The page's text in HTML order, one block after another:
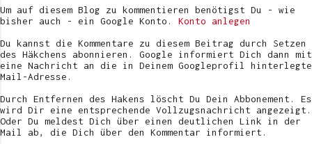
f
e
t
l
i
c
e
n
Um auf diesem Blog zu kommentieren benötigst Du - wie
bisher auch - ein Google Konto. Konto anlegen
Du kannst die Kommentare zu diesem Beitrag durch Setzen
des Häkchens abonnieren. Google informiert Dich dann mit
eine Nachricht an die in Deinem Googleprofil hinterlegte
Mail-Adresse.
Durch Entfernen des Hakens löscht Du Dein Abbonement. Es
wird Dir eine entsprechende Vollzugsnachricht angezeigt.
Oder Du meldest Dich über einen deutlichen Link in der
Mail ab, die Dich über den Kommentar informiert.